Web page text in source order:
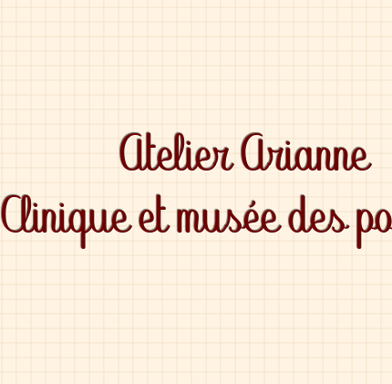
Atelier Arianne
Clinique et musée des